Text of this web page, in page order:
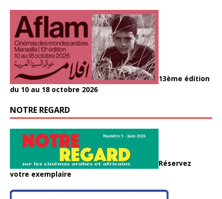
13ème édition
du 10 au 18 octobre 2026
NOTRE REGARD
Réservez
votre exemplaire